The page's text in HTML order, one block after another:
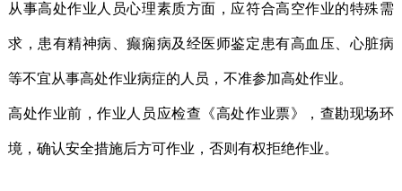
从事高处作业人员心理素质方面，应符合高空作业的特殊需
求，患有精神病、癫痫病及经医师鉴定患有高血压、心脏病
等不宜从事高处作业病症的人员，不准参加高处作业。
高处作业前，作业人员应检查《高处作业票》，查勘现场环
境，确认安全措施后方可作业，否则有权拒绝作业。